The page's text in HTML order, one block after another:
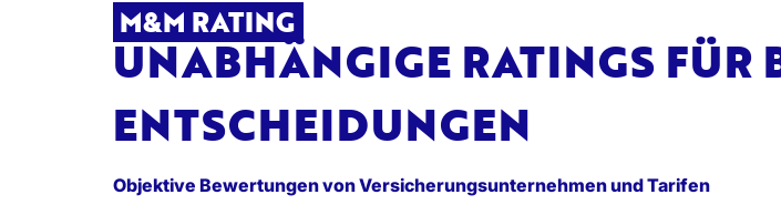
M&M RATING
UNABHÄNGIGE RATINGS FÜR
ENTSCHEIDUNGEN
Objektive Bewertungen von Versicherungsunternehmen und Tarifen